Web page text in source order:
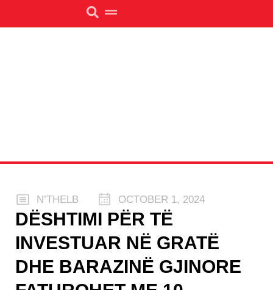
N’THELB OCTOBER 1, 2024
DËSHTIMI PËR TË
INVESTUAR NË GRATË
DHE BARAZINË GJINORE